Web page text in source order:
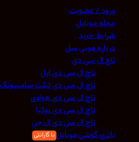
ورود / عضویت
مجله موبایل
شرایط خرید
درباره موبی سل
تاچ ال سی دی
تاچ ال سی دی اپل
تاچ ال سی دی تبلت سامسونگ
تاچ ال سی دی هواوی
تاچ ال سی دی نوکیا
تاچ ال سی دی ال جی
باتری گوشی موبایل